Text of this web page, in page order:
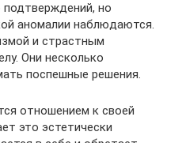
подтверждений, но
аномалии наблюдаются.
и страстным
Они несколько
поспешные решения.
отношением к своей
это эстетически